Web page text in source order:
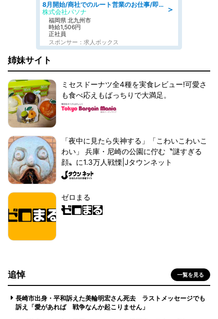
＞
8月開始/商社でのルート営業のお仕事/即日勤務可/車通勤可/営業
株式会社パソナ
福岡県 北九州市
時給1,506円
正社員
スポンサー：求人ボックス
姉妹サイト
ミセスドーナツ全4種を実食レビュー!可愛さ
も食べ応えもばっちりで大満足。
「夜中に見たら失神する」「こわいこわいこ
わい」 兵庫・尼崎の公園に佇む〝謎すぎる
顔〟に1.3万人戦慄|Jタウンネット
ゼロまる
追悼 一覧を見る
長崎市出身・平和訴えた美輪明宏さん死去 ラストメッセージでも
訴え「愛があれば 戦争なんか起こりません」